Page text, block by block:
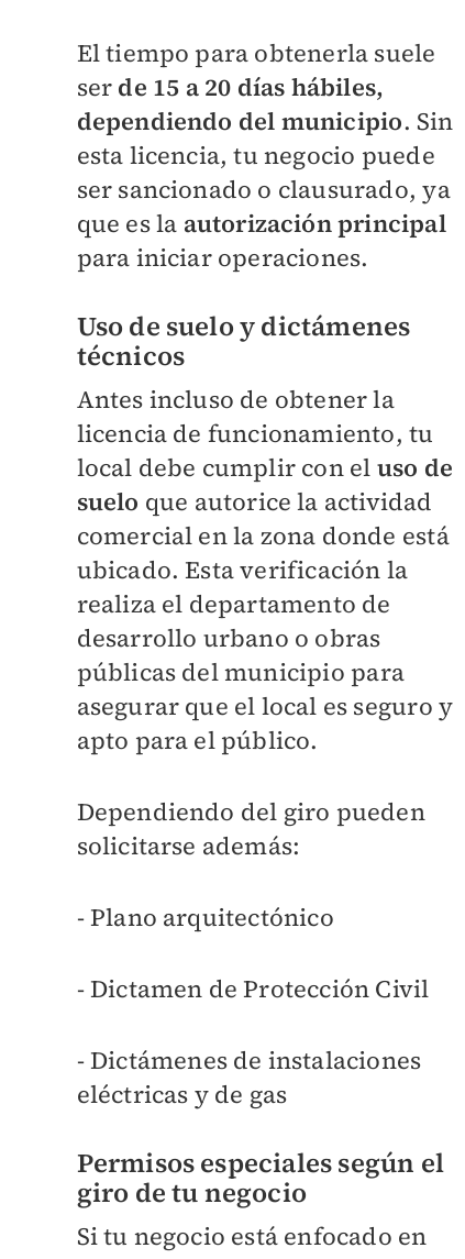
El tiempo para obtenerla suele
ser de 15 a 20 días hábiles,
dependiendo del municipio. Sin
esta licencia, tu negocio puede
ser sancionado o clausurado, ya
que es la autorización principal
para iniciar operaciones.
Uso de suelo y dictámenes
técnicos
Antes incluso de obtener la
licencia de funcionamiento, tu
local debe cumplir con el uso de
suelo que autorice la actividad
comercial en la zona donde está
ubicado. Esta verificación la
realiza el departamento de
desarrollo urbano o obras
públicas del municipio para
asegurar que el local es seguro y
apto para el público.
Dependiendo del giro pueden
solicitarse además:
- Plano arquitectónico
- Dictamen de Protección Civil
- Dictámenes de instalaciones
eléctricas y de gas
Permisos especiales según el
giro de tu negocio
Si tu negocio está enfocado en